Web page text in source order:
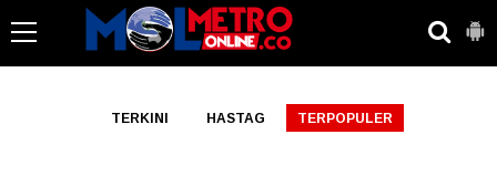
TERKINI HASTAG TERPOPULER